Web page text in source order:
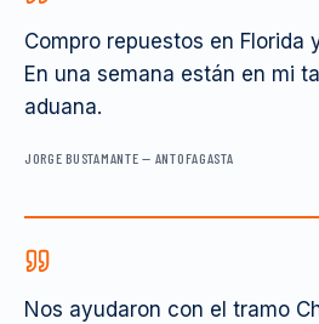
Compro repuestos en Florida
En una semana están en mi
aduana.
JORGE BUSTAMANTE — ANTOFAGASTA
Nos ayudaron con el tramo